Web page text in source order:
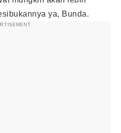
ya, Bunda.